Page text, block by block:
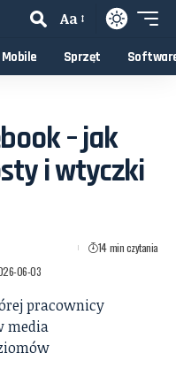
Aa
Mobile Sprzęt
– jak
i wtyczki
06-03
14 min czytania